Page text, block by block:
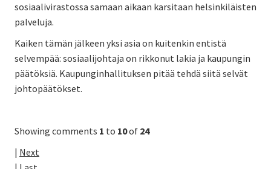
sosiaalivirastossa samaan aikaan karsitaan helsinkiläisten
palveluja.
Kaiken tämän jälkeen yksi asia on kuitenkin entistä
selvempää: sosiaalijohtaja on rikkonut lakia ja kaupungin
päätöksiä. Kaupunginhallituksen pitää tehdä siitä selvät
johtopäätökset.
Showing comments 1 to 10of 24
| Next